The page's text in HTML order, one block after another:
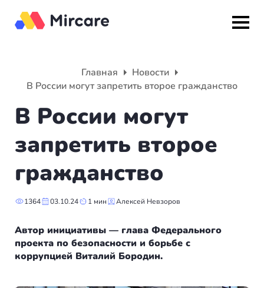
Главная
Новости
В России могут запретить второе гражданство
В России могут
запретить второе
гражданство
1364 03.10.24 1 мин Алексей Невзоров
Автор инициативы — глава Федерального
проекта по безопасности и борьбе с
коррупцией Виталий Бородин.
Европа
Мальта
Испания
Румыния
Европа
Италия
Великобритания
Словения
Подбор программы
Партнерская программа
Вакансии
Вебинары